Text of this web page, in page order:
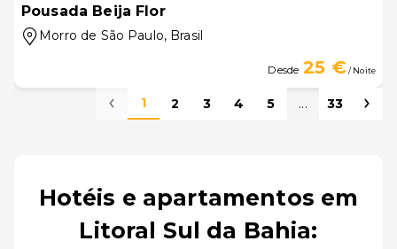
Pousada Beija Flor
Morro de São Paulo, Brasil
Desde 25 €/ Noite
1 2 3 4 5 ... 33
Hotéis e apartamentos em
Litoral Sul da Bahia: